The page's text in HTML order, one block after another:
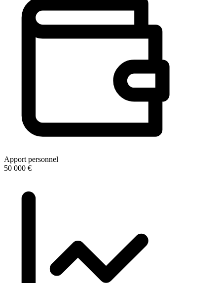
Apport personnel
50 000 €